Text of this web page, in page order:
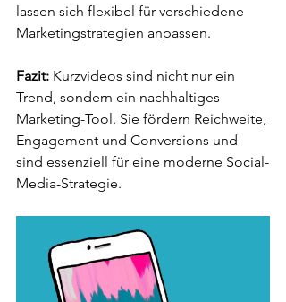
lassen sich flexibel für verschiedene
Marketingstrategien anpassen.
Fazit: Kurzvideos sind nicht nur ein
Trend, sondern ein nachhaltiges
Marketing-Tool. Sie fördern Reichweite,
Engagement und Conversions und
sind essenziell für eine moderne Social-
Media-Strategie.